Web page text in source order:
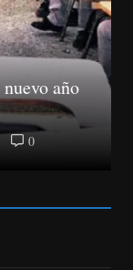
PRM